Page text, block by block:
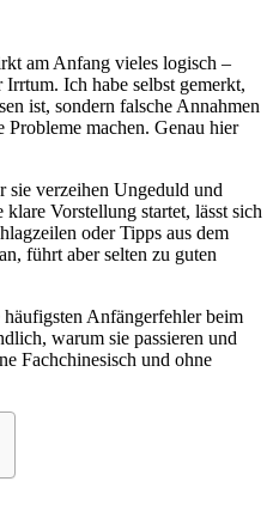
am Anfang vieles logisch –
Ich habe selbst gemerkt,
ist, sondern falsche Annahmen
Probleme machen. Genau hier
sie verzeihen Ungeduld und
Vorstellung startet, lässt sich
oder Tipps aus dem
führt aber selten zu guten
Anfängerfehler beim
warum sie passieren und
Fachchinesisch und ohne